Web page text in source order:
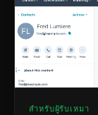
สำหรับผู้รับเหมา